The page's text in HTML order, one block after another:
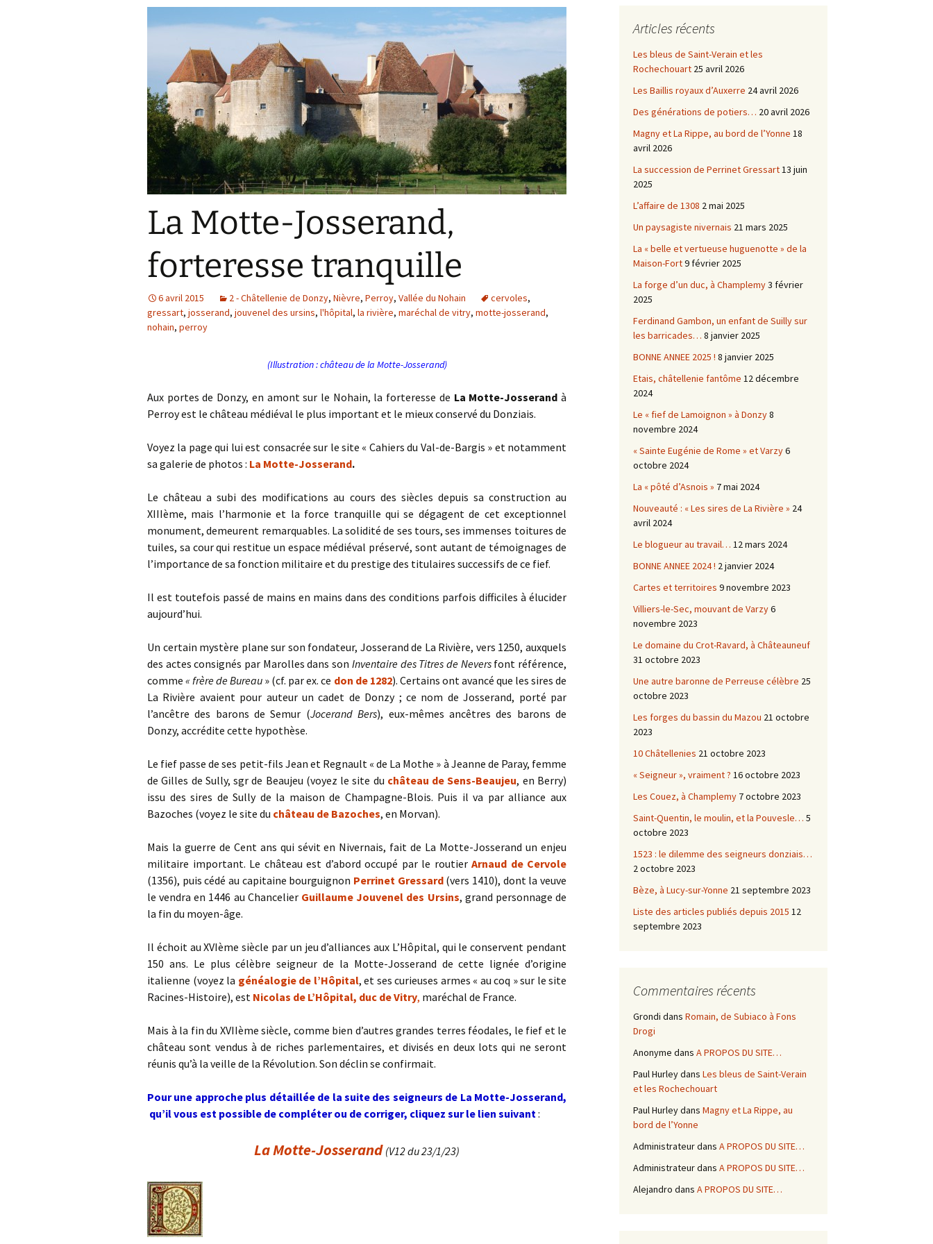
Baronnie de Saint-Verain
Comté d’Auxerre
Comté de Gien
Seigneurie de Courtenay
Comté de Sancerre
Châtellenie d’Etais
Châtellenies de Corvol et
Billy
Châtellenie de Chatel-
Bargis
Seigneuries voisines du
Donziais
La Motte-Josserand,
forteresse tranquille
6 avril 2015 2 - Châtellenie de Donzy, Nièvre, Perroy, Vallée du Nohain cervoles,
gressart, josserand, jouvenel des ursins, l'hôpital, la rivière, maréchal de vitry, motte-josserand,
nohain, perroy
(Illustration : château de la Motte-Josserand)
Aux portes de Donzy, en amont sur le Nohain, la forteresse de La Motte-Josserand à
Perroy est le château médiéval le plus important et le mieux conservé du Donziais.
Voyez la page qui lui est consacrée sur le site « Cahiers du Val-de-Bargis » et notamment
sa galerie de photos : La Motte-Josserand.
Le château a subi des modifications au cours des siècles depuis sa construction au
XIIIème, mais l’harmonie et la force tranquille qui se dégagent de cet exceptionnel
monument, demeurent remarquables. La solidité de ses tours, ses immenses toitures de
tuiles, sa cour qui restitue un espace médiéval préservé, sont autant de témoignages de
l’importance de sa fonction militaire et du prestige des titulaires successifs de ce fief.
Il est toutefois passé de mains en mains dans des conditions parfois difficiles à élucider
aujourd’hui.
Un certain mystère plane sur son fondateur, Josserand de La Rivière, vers 1250, auxquels
des actes consignés par Marolles dans son Inventaire des Titres de Nevers font référence,
comme« frère de Bureau » (cf. par ex. ce don de 1282). Certains ont avancé que les sires de
La Rivière avaient pour auteur un cadet de Donzy ; ce nom de Josserand, porté par
l’ancêtre des barons de Semur (Jocerand Bers), eux-mêmes ancêtres des barons de
Donzy, accrédite cette hypothèse.
Le fief passe de ses petit-fils Jean et Regnault « de La Mothe » à Jeanne de Paray, femme
de Gilles de Sully, sgr de Beaujeu (voyez le site du château de Sens-Beaujeu, en Berry)
issu des sires de Sully de la maison de Champagne-Blois. Puis il va par alliance aux
Bazoches (voyez le site du château de Bazoches, en Morvan).
Mais la guerre de Cent ans qui sévit en Nivernais, fait de La Motte-Josserand un enjeu
militaire important. Le château est d’abord occupé par le routier Arnaud de Cervole
(1356), puis cédé au capitaine bourguignon Perrinet Gressard(vers 1410), dont la veuve
le vendra en 1446 au Chancelier Guillaume Jouvenel des Ursins, grand personnage de
la fin du moyen-âge.
Il échoit au XVIème siècle par un jeu d’alliances aux L’Hôpital, qui le conservent pendant
150 ans. Le plus célèbre seigneur de la Motte-Josserand de cette lignée d’origine
italienne (voyez la généalogie de l’Hôpital, et ses curieuses armes « au coq » sur le site
Racines-Histoire), est Nicolas de L’Hôpital, duc de Vitry, maréchal de France.
Mais à la fin du XVIIème siècle, comme bien d’autres grandes terres féodales, le fief et le
château sont vendus à de riches parlementaires, et divisés en deux lots qui ne seront
réunis qu’à la veille de la Révolution. Son déclin se confirmait.
Pour une approche plus détaillée de la suite des seigneurs de La Motte-Josserand,
qu’il vous est possible de compléter ou de corriger, cliquez sur le lien suivant:
La Motte-Josserand (V12 du 23/1/23)
Articles récents
Les bleus de Saint-Verain et les
Rochechouart 25 avril 2026
Les Baillis royaux d’Auxerre 24 avril 2026
Des générations de potiers… 20 avril 2026
Magny et La Rippe, au bord de l’Yonne 18
avril 2026
La succession de Perrinet Gressart13 juin
2025
L’affaire de 1308 2 mai 2025
Un paysagiste nivernais 21 mars 2025
La « belle et vertueuse huguenotte » de la
Maison-Fort9 février 2025
La forge d’un duc, à Champlemy3 février
2025
Ferdinand Gambon, un enfant de Suilly sur
les barricades… 8 janvier 2025
BONNE ANNEE 2025 ! 8 janvier 2025
Etais, châtellenie fantôme 12 décembre
2024
Le « fief de Lamoignon » à Donzy8
novembre 2024
« Sainte Eugénie de Rome » et Varzy6
octobre 2024
La « pôté d’Asnois » 7 mai 2024
Nouveauté : « Les sires de La Rivière » 24
avril 2024
Le blogueur au travail… 12 mars 2024
BONNE ANNEE 2024 ! 2 janvier 2024
Cartes et territoires 9 novembre 2023
Villiers-le-Sec, mouvant de Varzy6
novembre 2023
Le domaine du Crot-Ravard, à Châteauneuf
31 octobre 2023
Une autre baronne de Perreuse célèbre 25
octobre 2023
Les forges du bassin du Mazou 21 octobre
2023
10 Châtellenies 21 octobre 2023
« Seigneur », vraiment ? 16 octobre 2023
Les Couez, à Champlemy 7 octobre 2023
Saint-Quentin, le moulin, et la Pouvesle… 5
octobre 2023
1523 : le dilemme des seigneurs donziais…
2 octobre 2023
Bèze, à Lucy-sur-Yonne 21 septembre 2023
Liste des articles publiés depuis 2015 12
septembre 2023
Commentaires récents
Grondi dans Romain, de Subiaco à Fons
Drogi
Anonyme dans A PROPOS DU SITE…
Paul Hurleydans Les bleus de Saint-Verain
et les Rochechouart
Paul Hurleydans Magny et La Rippe, au
bord de l’Yonne
Administrateurdans A PROPOS DU SITE…
Administrateurdans A PROPOS DU SITE…
Alejandro dans A PROPOS DU SITE…